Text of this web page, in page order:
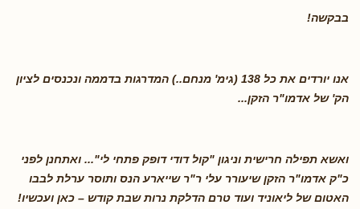
בבקשה!
אנו יורדים את כל 138 (גימ' מנחם..) המדרגות בדממה ונכנסים לציון
הק' של אדמו"ר הזקן...
ואשא תפילה חרישית וניגון "קול דודי דופק פתחי לי"... ואתחנן לפני
כ"ק אדמו"ר הזקן שיעורר עלי ר"ר שייארע הנס ותוסר ערלת לבבו
האטום של ליאוניד ועוד טרם הדלקת נרות שבת קודש – כאן ועכשיו!